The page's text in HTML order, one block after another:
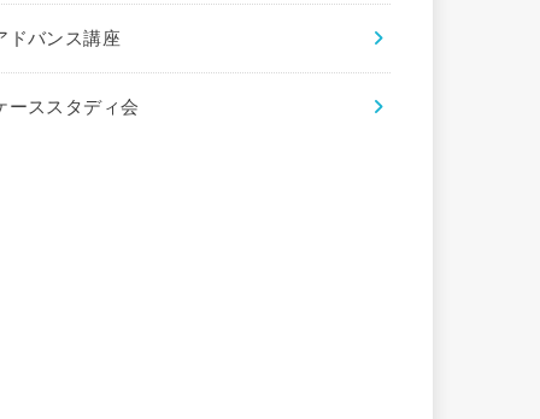
ドバンス講座
ーススタディ会